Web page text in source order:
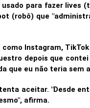
para fazer lives
(robô) que
Instagram,
depois que
que eu não teria sem
aceitar. "Desde
afirma.